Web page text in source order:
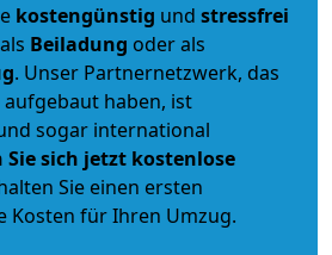
kostengünstig und stressfrei
Beiladung oder als
. Unser Partnernetzwerk, das
haben, ist
sogar international
Sie sich jetzt kostenlose
Sie einen ersten
Kosten für Ihren Umzug.